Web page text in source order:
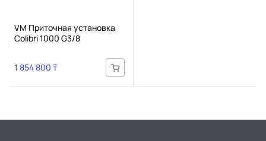
VM Приточная установка
Colibri 1000 G3/8
1 854 800 ₸